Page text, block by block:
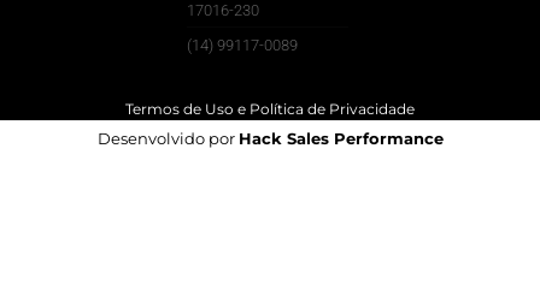
17016-230
(14) 99117-0089
Termos de Uso e Política de Privacidade
Desenvolvido por Hack Sales Performance